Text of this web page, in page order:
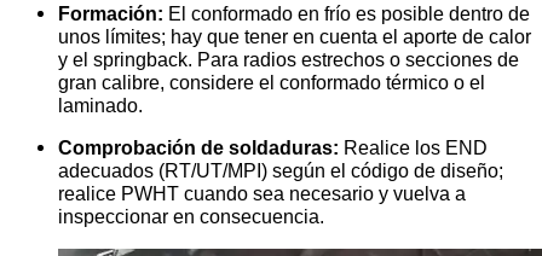
Formación: El conformado en frío es posible dentro de
unos límites; hay que tener en cuenta el aporte de calor
y el springback. Para radios estrechos o secciones de
gran calibre, considere el conformado térmico o el
laminado.
Comprobación de soldaduras: Realice los END
adecuados (RT/UT/MPI) según el código de diseño;
realice PWHT cuando sea necesario y vuelva a
inspeccionar en consecuencia.